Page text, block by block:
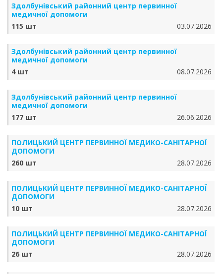
Здолбунівський районний центр первинної
медичної допомоги
115 шт
03.07.2026
Здолбунівський районний центр первинної
медичної допомоги
4 шт
08.07.2026
Здолбунівський районний центр первинної
медичної допомоги
177 шт
26.06.2026
ПОЛИЦЬКИЙ ЦЕНТР ПЕРВИННОЇ МЕДИКО-САНІТАРНОЇ
ДОПОМОГИ
260 шт
28.07.2026
ПОЛИЦЬКИЙ ЦЕНТР ПЕРВИННОЇ МЕДИКО-САНІТАРНОЇ
ДОПОМОГИ
10 шт
28.07.2026
ПОЛИЦЬКИЙ ЦЕНТР ПЕРВИННОЇ МЕДИКО-САНІТАРНОЇ
ДОПОМОГИ
26 шт
28.07.2026